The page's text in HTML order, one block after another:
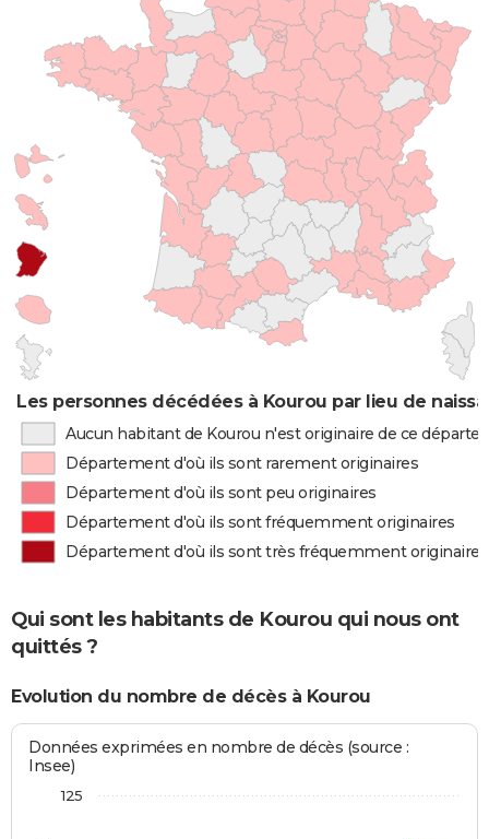
Les personnes décédées à Kourou par lieu de
Aucun habitant de Kourou n'est originaire de ce
Département d'où ils sont rarement originaires
Département d'où ils sont peu originaires
Département d'où ils sont fréquemment originaires
Département d'où ils sont très fréquemment originaires
Qui sont les habitants de Kourou qui nous ont
quittés ?
Evolution du nombre de décès à Kourou
Données exprimées en nombre de décès (source :
Insee)
125